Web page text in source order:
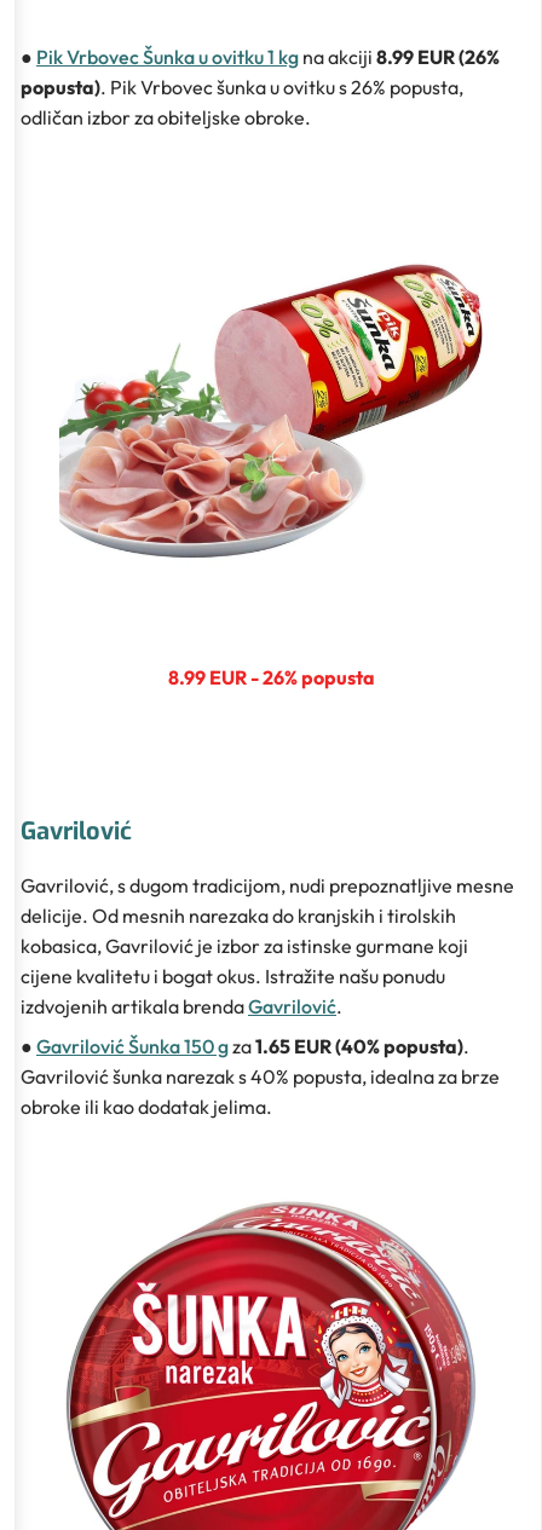
● Pik Vrbovec Šunka u ovitku 1 kg na akciji 8.99 EUR (26%
popusta). Pik Vrbovec šunka u ovitku s 26% popusta,
odličan izbor za obiteljske obroke.
8.99 EUR - 26% popusta
Gavrilović
Gavrilović, s dugom tradicijom, nudi prepoznatljive mesne
delicije. Od mesnih narezaka do kranjskih i tirolskih
kobasica, Gavrilović je izbor za istinske gurmane koji
cijene kvalitetu i bogat okus. Istražite našu ponudu
izdvojenih artikala brendaGavrilović.
● Gavrilović Šunka 150 gza1.65 EUR (40% popusta).
Gavrilović šunka narezak s 40% popusta, idealna za brze
obroke ili kao dodatak jelima.